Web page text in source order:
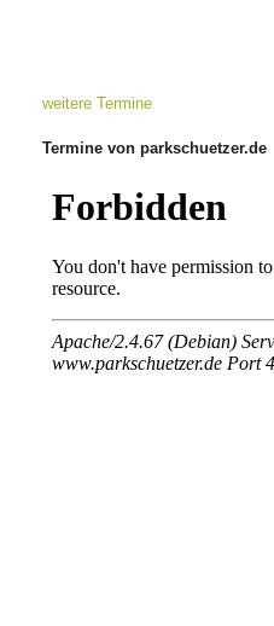
weitere Termine
Termine von parkschuetzer.de